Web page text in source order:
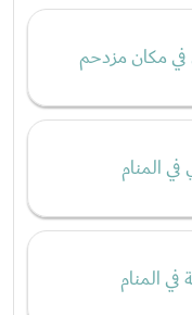
مكان مزدحم
المنام
المنام